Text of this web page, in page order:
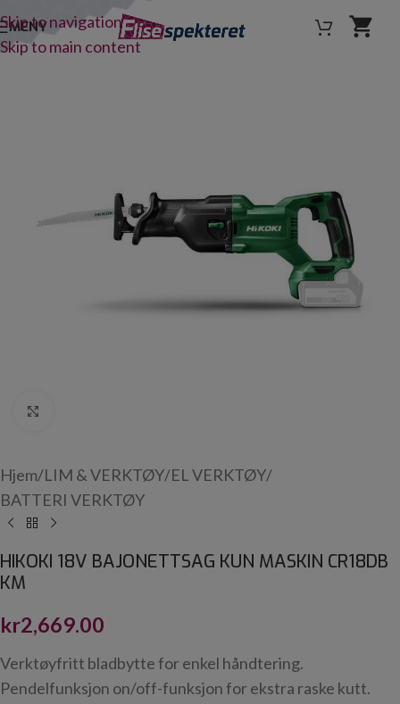
Skip to navigation
Skip to main content
MENY
Hjem/LIM & VERKTØY/EL VERKTØY/
BATTERI VERKTØY
HIKOKI 18V BAJONETTSAG KUN MASKIN CR18DB
KM
kr2,669.00
Verktøyfritt bladbytte for enkel håndtering.
Pendelfunksjon on/off-funksjon for ekstra raske kutt.